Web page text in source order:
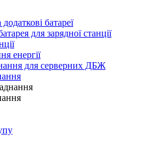
додаткові батареї
для зарядної станції
енергії
для серверних ДБЖ